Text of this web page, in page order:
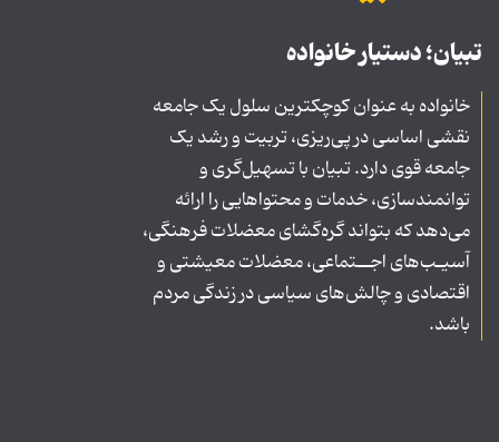
تبیان؛ دستیار خانواده
خانواده به عنوان کوچکترین سلول یک جامعه
نقشی اساسی در پی‌ریزی، تربیت و رشد یک
جامعه قوی دارد. تبیان با تسهیل‌گری و
توانمندسازی، خدمات و محتواهایی را ارائه
می‌دهد که بتواند گره‌گشای معضلات فرهنگی،
آسیـب‌های اجــتماعی، معضلات معیشتی و
اقتصادی و چالش‌های سیاسی در زندگی مردم
باشد.